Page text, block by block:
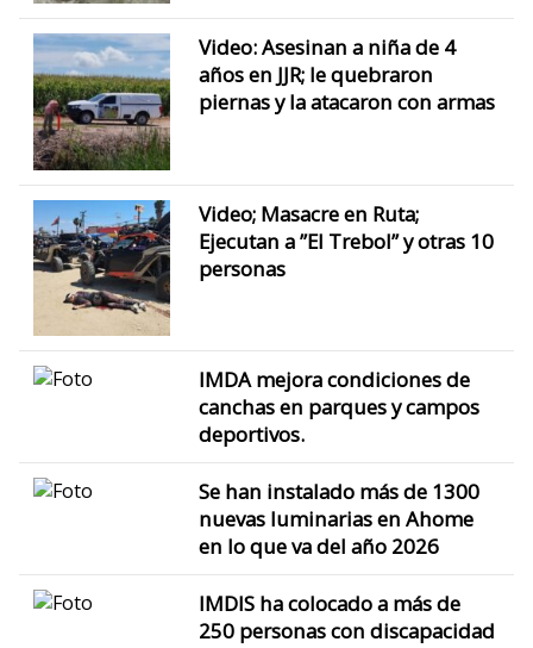
Video: Asesinan a niña de 4
años en JJR; le quebraron
piernas y la atacaron con armas
Video; Masacre en Ruta;
Ejecutan a ”El Trebol” y otras 10
personas
IMDA mejora condiciones de
canchas en parques y campos
deportivos.
Se han instalado más de 1300
nuevas luminarias en Ahome
en lo que va del año 2026
IMDIS ha colocado a más de
250 personas con discapacidad